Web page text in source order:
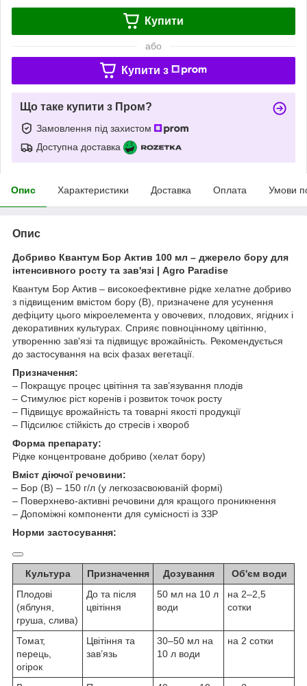
Купити
або
Купити з
Що таке купити з Пром?
Замовлення під захистом
Доступна доставка
Опис Характеристики Доставка Оплата Умови
Опис
Добриво Квантум Бор Актив 100 мл – джерело бору для
інтенсивного росту та зав'язі | Agro Paradise
Квантум Бор Актив – високоефективне рідке хелатне добриво
з підвищеним вмістом бору (B), призначене для усунення
дефіциту цього мікроелемента у овочевих, плодових, ягідних і
декоративних культурах. Сприяє повноцінному цвітінню,
утворенню зав'язі та підвищує врожайність. Рекомендується
до застосування на всіх фазах вегетації.
Призначення:
– Покращує процес цвітіння та зав’язування плодів
– Стимулює ріст коренів і розвиток точок росту
– Підвищує врожайність та товарні якості продукції
– Підсилює стійкість до стресів і хвороб
Форма препарату:
Рідке концентроване добриво (хелат бору)
Вміст діючої речовини:
– Бор (B) – 150 г/л (у легкозасвоюваній формі)
– Поверхнево-активні речовини для кращого проникнення
– Допоміжні компоненти для сумісності із ЗЗР
Норми застосування:
Культура Призначення Дозування
Об'єм води
Плодові
(яблуня,
груша, слива)
До та після
цвітіння
50 мл на 10 л
води
на 2–2,5
сотки
Томат,
перець,
огірок
Цвітіння та
зав’язь
30–50 мл на
10 л води
на 2 сотки